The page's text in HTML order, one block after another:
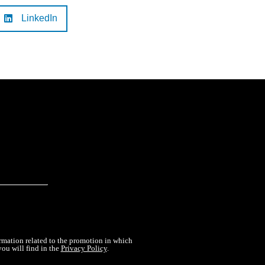
LinkedIn
related to the promotion in which
will find in the Privacy Policy.